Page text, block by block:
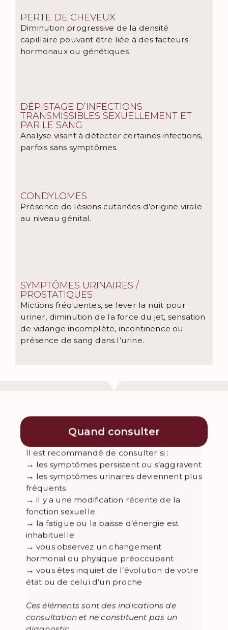
PERTE DE CHEVEUX
Diminution progressive de la densité
capillaire pouvant être liée à des facteurs
hormonaux ou génétiques.
DÉPISTAGE D’INFECTIONS
TRANSMISSIBLES SEXUELLEMENT ET
PAR LE SANG
Analyse visant à détecter certaines infections,
parfois sans symptômes.
CONDYLOMES
Présence de lésions cutanées d’origine virale
au niveau génital.
SYMPTÔMES URINAIRES /
PROSTATIQUES
Mictions fréquentes, se lever la nuit pour
uriner, diminution de la force du jet, sensation
de vidange incomplète, incontinence ou
présence de sang dans l’urine.
Quand consulter
Il est recommandé de consulter si :
→ les symptômes persistent ou s’aggravent
→ les symptômes urinaires deviennent plus
fréquents
→ il y a une modification récente de la
fonction sexuelle
→ la fatigue ou la baisse d’énergie est
inhabituelle
→ vous observez un changement
hormonal ou physique préoccupant
→ vous êtes inquiet de l’évolution de votre
état ou de celui d’un proche
Ces éléments sont des indications de
consultation et ne constituent pas un